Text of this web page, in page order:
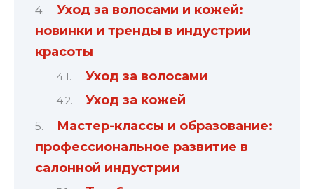
Уход за волосами и кожей:
новинки и тренды в индустрии
красоты
Уход за волосами
Уход за кожей
Мастер-классы и образование:
профессиональное развитие в
салонной индустрии